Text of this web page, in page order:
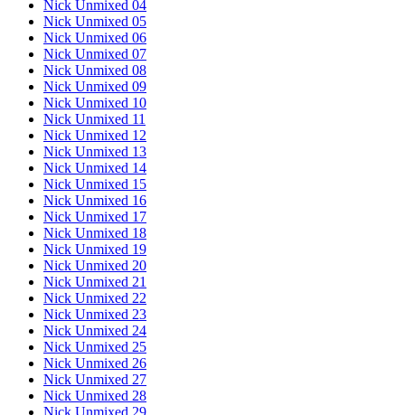
Nick Unmixed 04
Nick Unmixed 05
Nick Unmixed 06
Nick Unmixed 07
Nick Unmixed 08
Nick Unmixed 09
Nick Unmixed 10
Nick Unmixed 11
Nick Unmixed 12
Nick Unmixed 13
Nick Unmixed 14
Nick Unmixed 15
Nick Unmixed 16
Nick Unmixed 17
Nick Unmixed 18
Nick Unmixed 19
Nick Unmixed 20
Nick Unmixed 21
Nick Unmixed 22
Nick Unmixed 23
Nick Unmixed 24
Nick Unmixed 25
Nick Unmixed 26
Nick Unmixed 27
Nick Unmixed 28
Nick Unmixed 29